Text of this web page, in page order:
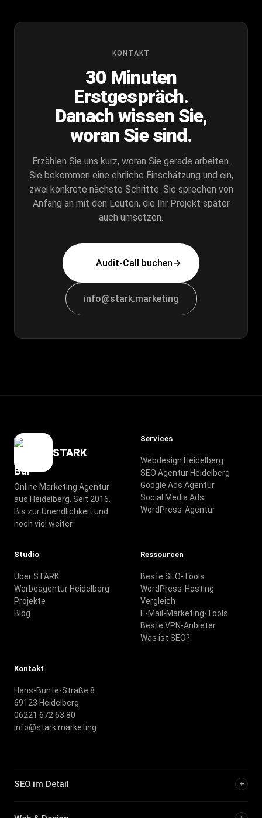
KONTAKT
30 Minuten
Erstgespräch.
Danachwissen Sie,
woran Sie sind.
Erzählen Sie uns kurz, woran Sie gerade arbeiten.
Sie bekommen eine ehrliche Einschätzung und ein,
zwei konkrete nächste Schritte. Sie sprechen von
Anfang an mit den Leuten, die Ihr Projekt später
auch umsetzen.
Audit-Call buchen→
info@stark.marketing
STARK
Online Marketing Agentur
aus Heidelberg. Seit 2016.
Bis zur Unendlichkeit und
noch viel weiter.
Services
Webdesign Heidelberg
SEO Agentur Heidelberg
Google Ads Agentur
Social Media Ads
WordPress-Agentur
Studio
Über STARK
Werbeagentur Heidelberg
Projekte
Blog
Ressourcen
Beste SEO-Tools
WordPress-Hosting
Vergleich
E-Mail-Marketing-Tools
Beste VPN-Anbieter
Was ist SEO?
Kontakt
Hans-Bunte-Straße 8
69123 Heidelberg
06221 672 63 80
info@stark.marketing
SEO im Detail +